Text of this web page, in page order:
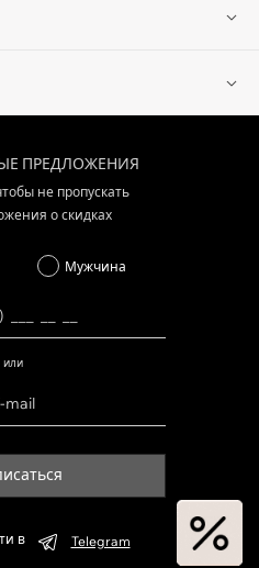
ПРЕДЛОЖЕНИЯ
не пропускать
о скидках
Мужчина
или
в Telegram